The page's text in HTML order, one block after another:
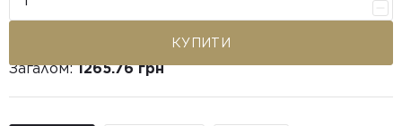
КУПИТИ
Загалом:1265.76 грн